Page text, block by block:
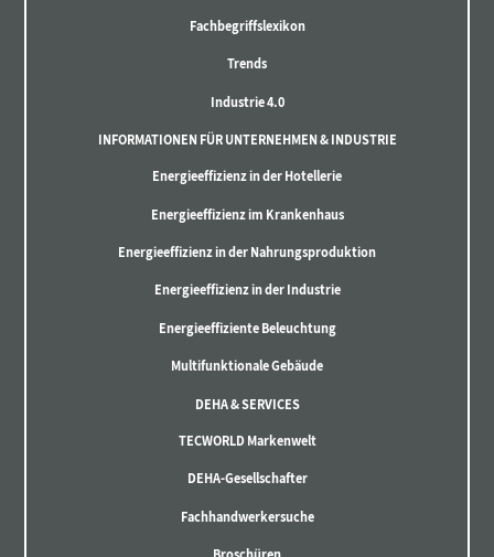
Fachbegriffslexikon
Trends
Industrie 4.0
INFORMATIONEN FÜR UNTERNEHMEN & INDUSTRIE
Energieeffizienz in der Hotellerie
Energieeffizienz im Krankenhaus
Energieeffizienz in der Nahrungsproduktion
Energieeffizienz in der Industrie
Energieeffiziente Beleuchtung
Multifunktionale Gebäude
DEHA & SERVICES
TECWORLD Markenwelt
DEHA-Gesellschafter
Fachhandwerkersuche